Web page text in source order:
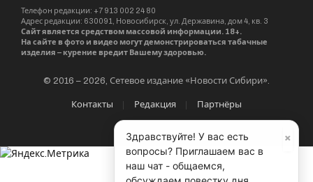
Телефон редакции: +7 913 002 24 80
Адрес редакции: 630091, Новосибирск, ул. Державина, дом 4, кв. 3
Сайт является средством массовой информации. 18+.
На сайте в фото и видео могут демонстрироваться табачные
изделия – курение вредит Вашему здоровью.
© 2016 – 2026, Сетевое издание «Новости Сибири».
Контакты Редакция Партнёры
×
Здравствуйте! У вас есть
вопросы? Приглашаем вас в
наш чат - общаемся,